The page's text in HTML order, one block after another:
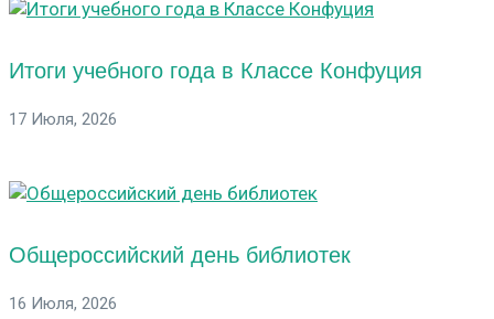
Итоги учебного года в Классе Конфуция
17 Июля, 2026
Общероссийский день библиотек
16 Июля, 2026